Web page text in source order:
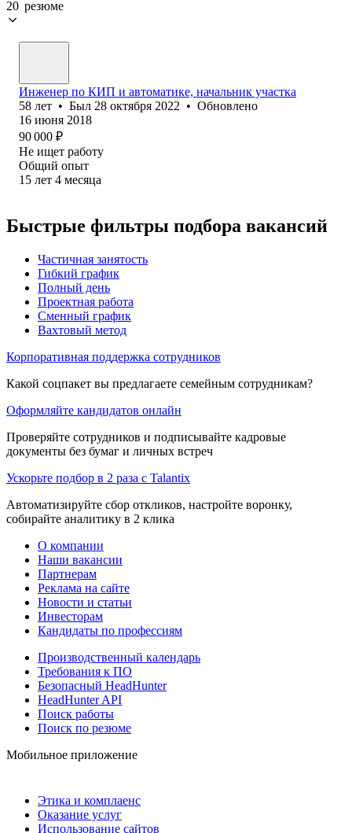
20 резюме
Инженер по КИП и автоматике, начальник участка
58 лет • Был 28 октября 2022 • Обновлено
16 июня 2018
90 000 ₽
Не ищет работу
Общий опыт
15 лет 4 месяца
Быстрые фильтры подбора вакансий
Частичная занятость
Гибкий график
Полный день
Проектная работа
Сменный график
Вахтовый метод
Корпоративная поддержка сотрудников
Какой соцпакет вы предлагаете семейным сотрудникам?
Оформляйте кандидатов онлайн
Проверяйте сотрудников и подписывайте кадровые
документы без бумаг и личных встреч
Ускорьте подбор в 2 раза с Talantix
Автоматизируйте сбор откликов, настройте воронку,
собирайте аналитику в 2 клика
О компании
Наши вакансии
Партнерам
Реклама на сайте
Новости и статьи
Инвесторам
Кандидаты по профессиям
Производственный календарь
Требования к ПО
Безопасный HeadHunter
HeadHunter API
Поиск работы
Поиск по резюме
Мобильное приложение
Этика и комплаенс
Оказание услуг
Использование сайтов